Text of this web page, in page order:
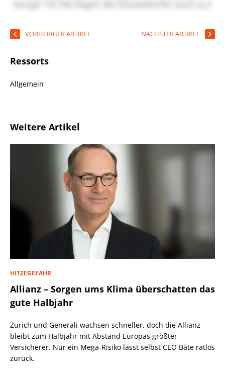
VORHERIGER ARTIKEL NÄCHSTER ARTIKEL
Ressorts
Allgemein
Weitere Artikel
HITZEGEFAHR
Allianz – Sorgen ums Klima überschatten das
gute Halbjahr
Zurich und Generali wachsen schneller, doch die Allianz
bleibt zum Halbjahr mit Abstand Europas größter
Versicherer. Nur ein Mega-Risiko lässt selbst CEO Bäte ratlos
zurück.